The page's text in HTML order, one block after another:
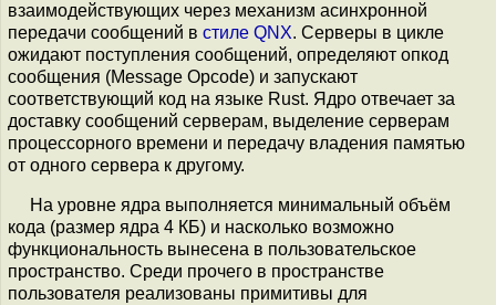
взаимодействующих через механизм асинхронной
передачи сообщений в стиле QNX. Серверы в цикле
ожидают поступления сообщений, определяют опкод
сообщения (Message Opcode) и запускают
соответствующий код на языке Rust. Ядро отвечает за
доставку сообщений серверам, выделение серверам
процессорного времени и передачу владения памятью
от одного сервера к другому.
На уровне ядра выполняется минимальный объём
кода (размер ядра 4 КБ) и насколько возможно
функциональность вынесена в пользовательское
пространство. Среди прочего в пространстве
пользователя реализованы примитивы для